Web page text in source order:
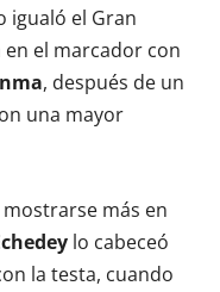
igualó el Gran
en el marcador con
, después de un
una mayor
más en
lo cabeceó
la testa, cuando